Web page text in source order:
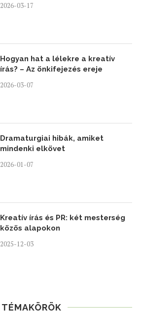
2026-03-17
Hogyan hat a lélekre a kreatív
írás? – Az önkifejezés ereje
2026-03-07
Dramaturgiai hibák, amiket
mindenki elkövet
2026-01-07
Kreatív írás és PR: két mesterség
közös alapokon
2025-12-03
TÉMAKÖRÖK